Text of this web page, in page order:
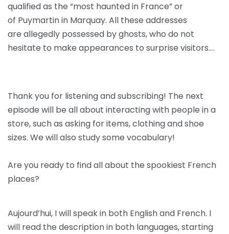
qualified as the “most haunted in France” or
of Puymartin in Marquay. All these addresses
are allegedly possessed by ghosts, who do not
hesitate to make appearances to surprise visitors….
Thank you for listening and subscribing! The next
episode will be all about interacting with people in a
store, such as asking for items, clothing and shoe
sizes. We will also study some vocabulary!
Are you ready to find all about the spookiest French
places?
Aujourd’hui, I will speak in both English and French. I
will read the description in both languages, starting